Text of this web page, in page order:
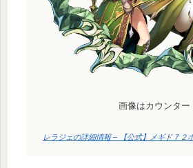
画像はカウンター
レラジェの詳細情報 – 【公式】メギド７２